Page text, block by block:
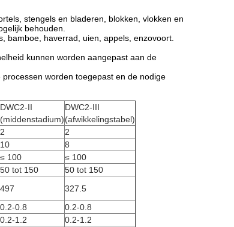
stengels en bladeren, blokken, vlokken en
behouden.
bamboe, haverrad, uien, appels, enzovoort.
kunnen worden aangepast aan de
worden toegepast en de nodige
DWC2-II
(middenstadium)
DWC2-III
(afwikkelingstabel)
2
2
10
8
≤ 100
≤ 100
50 tot 150
50 tot 150
497
327.5
0.2-0.8
0.2-0.8
0.2-1.2
0.2-1.2